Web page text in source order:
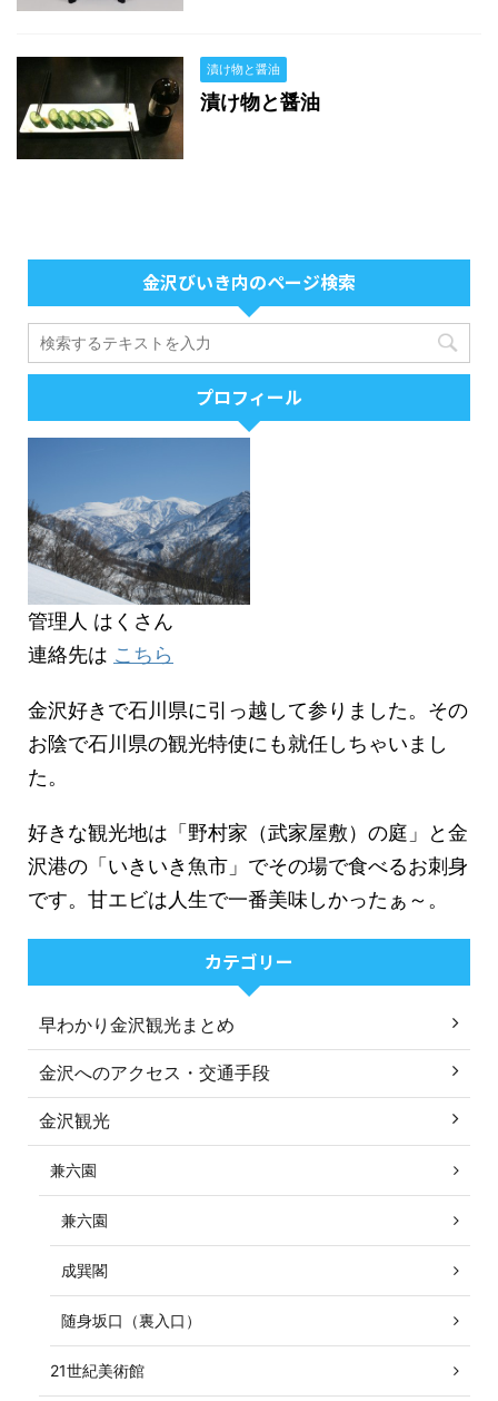
漬け物と醤油
漬け物と醤油
金沢びいき内のページ検索
プロフィール
管理人 はくさん
連絡先は こちら
金沢好きで石川県に引っ越して参りました。その
お陰で石川県の観光特使にも就任しちゃいまし
た。
好きな観光地は「野村家（武家屋敷）の庭」と金
沢港の「いきいき魚市」でその場で食べるお刺身
です。甘エビは人生で一番美味しかったぁ～。
カテゴリー
早わかり金沢観光まとめ
金沢へのアクセス・交通手段
金沢観光
兼六園
兼六園
成巽閣
随身坂口（裏入口）
21世紀美術館